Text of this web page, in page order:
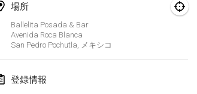
場所
Ballelita Posada & Bar
Avenida Roca Blanca
San Pedro Pochutla
メキシコ
登録情報
2025年2月
US Mölkky Winter
2025年2月7日